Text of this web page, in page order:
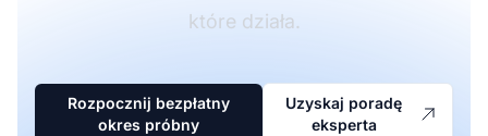
które działa.
Rozpocznij bezpłatny
okres próbny
Uzyskaj poradę
eksperta